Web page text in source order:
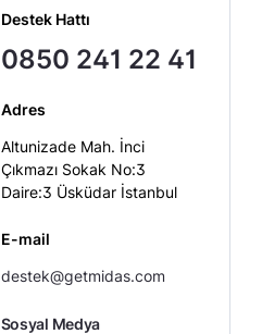
Destek Hattı
0850 241 22 41
Adres
Altunizade Mah. İnci
Çıkmazı Sokak No:3
Daire:3 Üsküdar İstanbul
E-mail
destek@getmidas.com
Sosyal Medya